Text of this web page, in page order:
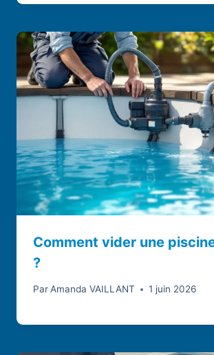
Comment vider une
?
ParAmanda VAILLANT 1 juin 2026